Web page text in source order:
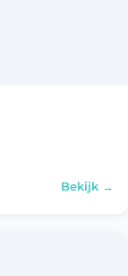
Bekijk →